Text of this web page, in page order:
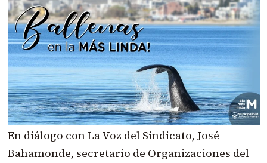
En diálogo con La Voz del Sindicato, José
Bahamonde, secretario de Organizaciones del